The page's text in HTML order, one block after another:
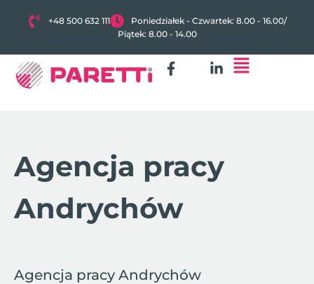
+48 500 632 111 Poniedziałek - Czwartek: 8.00 - 16.00/
Piątek: 8.00 - 14.00
Agencja pracy
Andrychów
Agencja pracy Andrychów